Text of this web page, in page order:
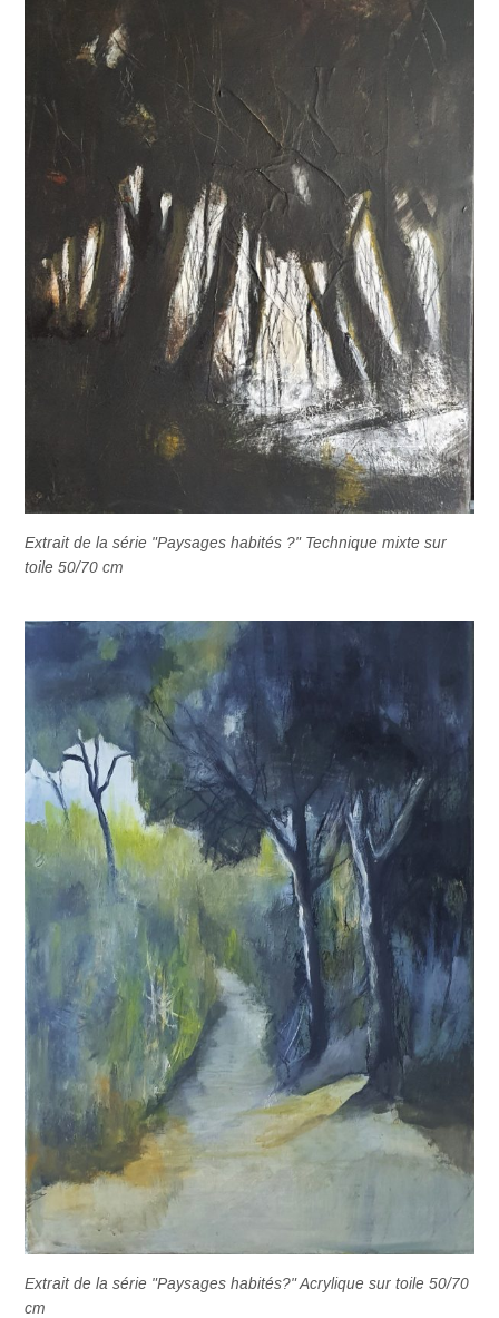
Extrait de la série "Paysages habités ?" Technique mixte sur
toile 50/70 cm
Extrait de la série "Paysages habités?" Acrylique sur toile 50/70
cm